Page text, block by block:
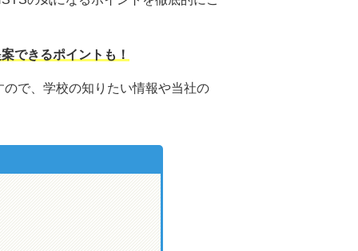
できるポイントも！
ので、学校の知りたい情報や当社の